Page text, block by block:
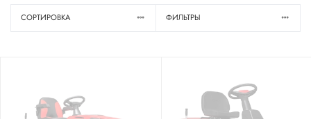
СОРТИРОВКА ФИЛЬТРЫ